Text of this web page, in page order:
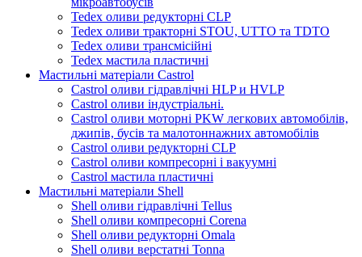
Tedex оливи редукторні CLP
Tedex оливи тракторні STOU, UTTO та TDTO
Tedex оливи трансмісійні
Tedex мастила пластичні
Мастильні матеріали Castrol
Castrol оливи гідравлічні HLP и HVLP
Castrol оливи індустріальні.
Castrol оливи моторні PKW легкових автомобілів,
джипів, бусів та малотоннажних автомобілів
Castrol оливи редукторні CLP
Castrol оливи компресорні і вакуумні
Castrol мастила пластичні
Мастильні матеріали Shell
Shell оливи гідравлічні Tellus
Shell оливи компресорні Corena
Shell оливи редукторні Omala
Shell оливи верстатні Tonna